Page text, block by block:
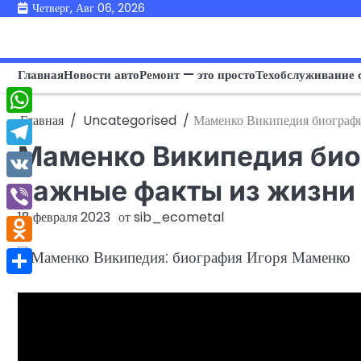
ПерейтиЧетверг, Авг 06, 2026
ГлавнаяНовости автоРемонт — это просто
Главная Uncategorised Маменко Википедия
Маменко Википедия
важные факты из жизни
18 февраля 2023 отsib_ecometal
WhatsApp
Telegram
VK
Viber
Odnoklassniki